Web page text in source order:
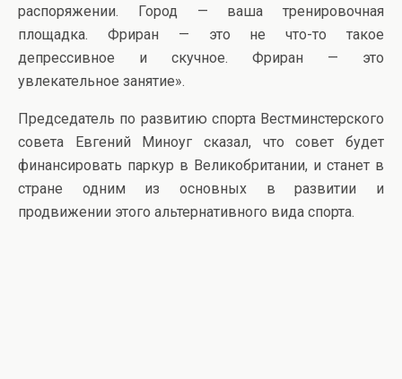
распоряжении. Город — ваша тренировочная
площадка. Фриран — это не что-то такое
депрессивное и скучное. Фриран — это
увлекательное занятие».
Председатель по развитию спорта Вестминстерского
совета Евгений Миноуг сказал, что совет будет
финансировать паркур в Великобритании, и станет в
стране одним из основных в развитии и
продвижении этого альтернативного вида спорта.